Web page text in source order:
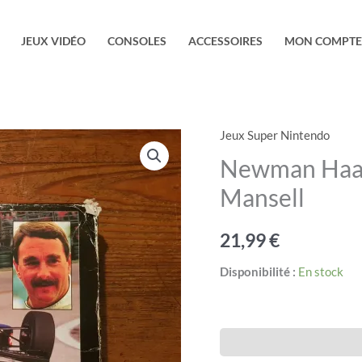
JEUX VIDÉO CONSOLES ACCESSOIRES MON COMPTE
Jeux Super Nintendo
Newman
Mansell
21,99€
Disponibilité : En stock
quantité
de
Newman
Haas
featuring
Nigel